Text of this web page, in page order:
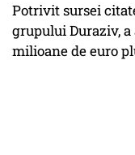
Potrivit sursei
grupului Duraziv,
milioane de euro